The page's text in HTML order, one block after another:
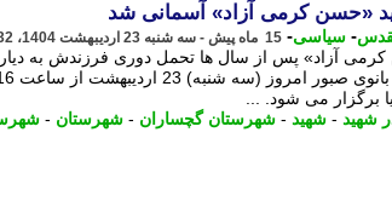
«حسن کرمی آزاد» آسمانی شد
- سیاسی- 15 ماه پیش - سه شنبه 23 اردیبهشت 1404، 15:32
آزاد» پس از سال ها تحمل دوری فرزندش به
برگزار می شود. ...
شهید - شهید - شهرستان گچساران - شهرستان -